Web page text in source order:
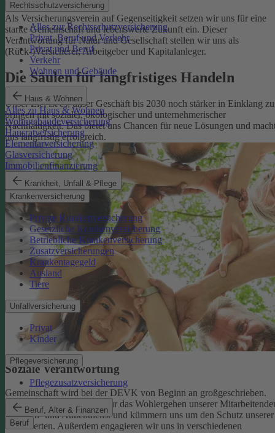
Rechtsschutzversicherung
Alles zur Rechtsschutzversicherung
Privat, Beruf und Verkehr
Privat und Beruf
Verkehr
Wohnen und Gebäude
Haus & Wohnen
Alles zu Haus & Wohnen
Wohngebäudeversicherung
Hausratversicherung
Elementarversicherung
Glasversicherung
Immobilienfinanzierung
Krankheit, Unfall & Pflege
Krankenversicherung
Private Krankenversicherung
Gesetzliche Krankenversicherung
Betriebliche Krankenversicherung
Zusatzversicherungen
Krankentagegeld
Ausland
Tiere
Unfallversicherung
Privat
Kinder
Pflegeversicherung
Pflegezusatzversicherung
Beruf, Alter & Finanzen
Beruf
Als Versicherungsverein auf Gegenseitigkeit setzen wir uns für eine
starke Gemeinschaft und lebenswerte Zukunft ein. Dieser
Verantwortung für Natur und Gesellschaft stellen wir uns als
(Rück-)Versicherer, Arbeitgeber und Kapitalanleger.
Die Säulen für langfristiges Handeln
Unser Ziel ist es, unser Geschäft bis 2030 noch stärker in Einklang zu
bringen mit sozialer, ökologischer und unternehmerischer
Nachhaltigkeit. Das bietet uns Chancen für neue Lösungen und
uns langfristig erfolgreich.
Soziale Verantwortung
Gemeinschaft wird bei der DEVK von Beginn an großgeschrieben.
Deshalb tragen wir Sorge für das Wohlergehen unserer
im Innen- und Außendienst und kümmern uns um den Schutz unserer
Versicherten. Außerdem engagieren wir uns in verschiedenen